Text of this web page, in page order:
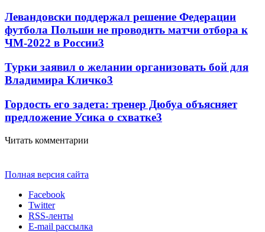
Левандовски поддержал решение Федерации
футбола Польши не проводить матчи отбора к
ЧМ-2022 в России3
Турки заявил о желании организовать бой для
Владимира Кличко3
Гордость его задета: тренер Дюбуа объясняет
предложение Усика о схватке3
Читать комментарии
Полная версия сайта
Facebook
Twitter
RSS-ленты
E-mail рассылка